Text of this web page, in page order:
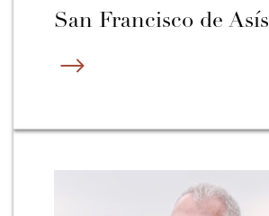
San Francisco de Asís